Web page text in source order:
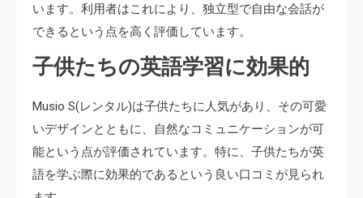
います。利用者はこれにより、独立型で自由な会話が
できるという点を高く評価しています。
子供たちの英語学習に効果的
Musio S(レンタル)は子供たちに人気があり、その可愛
いデザインとともに、自然なコミュニケーションが可
能という点が評価されています。特に、子供たちが英
語を学ぶ際に効果的であるという良い口コミが見られ